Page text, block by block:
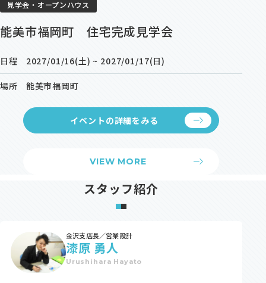
見学会・オープンハウス
能美市福岡町 住宅完成見学会
日程 2027/01/16(土) ~ 2027/01/17(日)
場所 能美市福岡町
イベントの詳細をみる
VIEW MORE
スタッフ紹介
金沢支店長／営業設計
漆原 勇人
Urushihara Hayato